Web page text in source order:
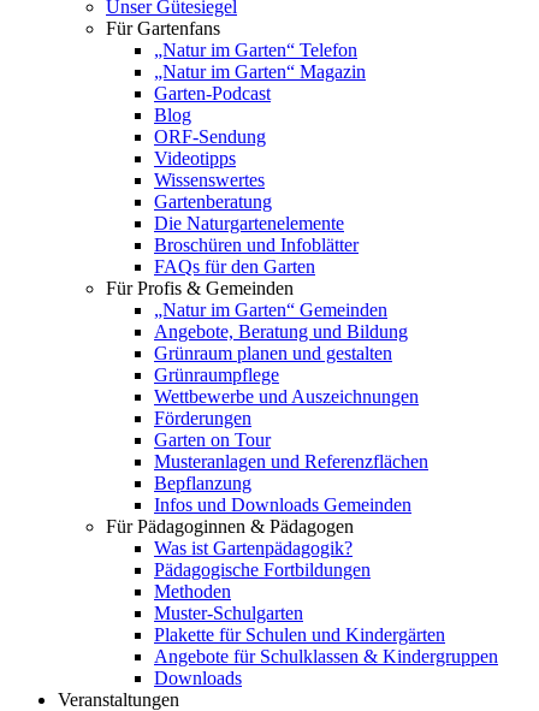
Unser Gütesiegel
Für Gartenfans
„Natur im Garten“ Telefon
„Natur im Garten“ Magazin
Garten-Podcast
Blog
ORF-Sendung
Videotipps
Wissenswertes
Gartenberatung
Die Naturgartenelemente
Broschüren und Infoblätter
FAQs für den Garten
Für Profis & Gemeinden
„Natur im Garten“ Gemeinden
Angebote, Beratung und Bildung
Grünraum planen und gestalten
Grünraumpflege
Wettbewerbe und Auszeichnungen
Förderungen
Garten on Tour
Musteranlagen und Referenzflächen
Bepflanzung
Infos und Downloads Gemeinden
Für Pädagoginnen & Pädagogen
Was ist Gartenpädagogik?
Pädagogische Fortbildungen
Methoden
Muster-Schulgarten
Plakette für Schulen und Kindergärten
Angebote für Schulklassen & Kindergruppen
Downloads
Veranstaltungen